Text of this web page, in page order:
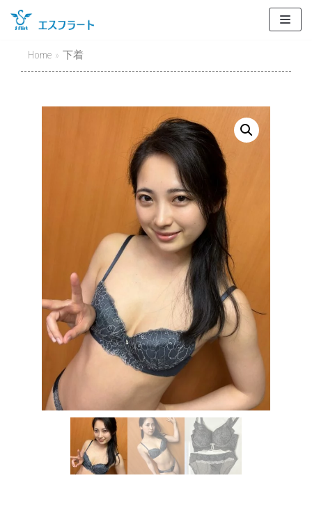
Skip
to
content
Home » 下着